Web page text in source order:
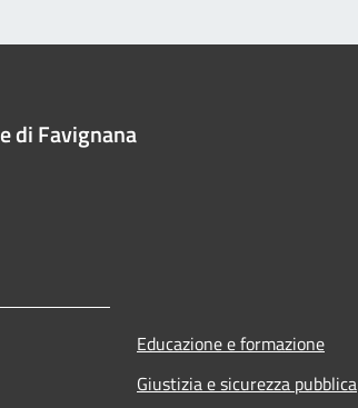
di Favignana
Educazione e formazione
Giustizia e sicurezza pubblica